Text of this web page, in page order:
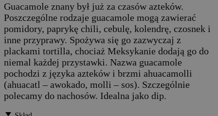
Guacamole znany był już za czasów azteków.
Poszczególne rodzaje guacamole mogą zawierać
pomidory, paprykę chili, cebulę, kolendrę, czosnek i
inne przyprawy. Spożywa się go zazwyczaj z
plackami tortilla, chociaż Meksykanie dodają go do
niemal każdej przystawki. Nazwa guacamole
pochodzi z języka azteków i brzmi ahuacamolli
(ahuacatl – awokado, molli – sos). Szczególnie
polecamy do nachosów. Idealna jako dip.